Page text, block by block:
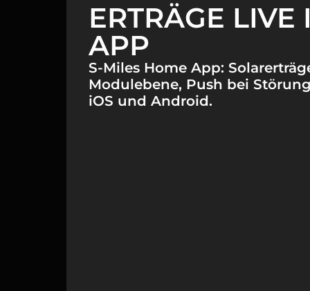
ERTRÄGE LIVE
APP
S-Miles Home App:
Modulebene, Push bei
iOS und Android.